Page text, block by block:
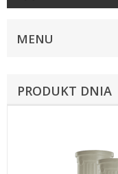
MENU
PRODUKT DNIA